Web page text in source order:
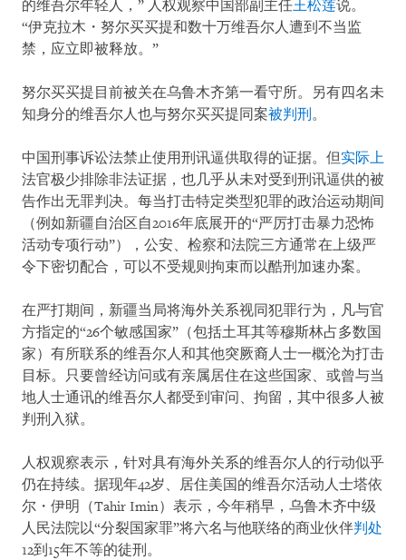
的维吾尔年轻人，” 人权观察中国部副主任王松莲说。
“伊克拉木・努尔买买提和数十万维吾尔人遭到不当监
禁，应立即被释放。”
努尔买买提目前被关在乌鲁木齐第一看守所。另有四名未
知身分的维吾尔人也与努尔买买提同案被判刑。
中国刑事诉讼法禁止使用刑讯逼供取得的证据。但实际上
法官极少排除非法证据，也几乎从未对受到刑讯逼供的被
告作出无罪判决。每当打击特定类型犯罪的政治运动期间
（例如新疆自治区自2016年底展开的“严厉打击暴力恐怖
活动专项行动”），公安、检察和法院三方通常在上级严
令下密切配合，可以不受规则拘束而以酷刑加速办案。
在严打期间，新疆当局将海外关系视同犯罪行为，凡与官
方指定的“26个敏感国家”（包括土耳其等穆斯林占多数国
家）有所联系的维吾尔人和其他突厥裔人士一概沦为打击
目标。只要曾经访问或有亲属居住在这些国家、或曾与当
地人士通讯的维吾尔人都受到审问、拘留，其中很多人被
判刑入狱。
人权观察表示，针对具有海外关系的维吾尔人的行动似乎
仍在持续。据现年42岁、居住美国的维吾尔活动人士塔依
尔・伊明（Tahir Imin）表示，今年稍早，乌鲁木齐中级
人民法院以“分裂国家罪”将六名与他联络的商业伙伴判处
12到15年不等的徒刑。